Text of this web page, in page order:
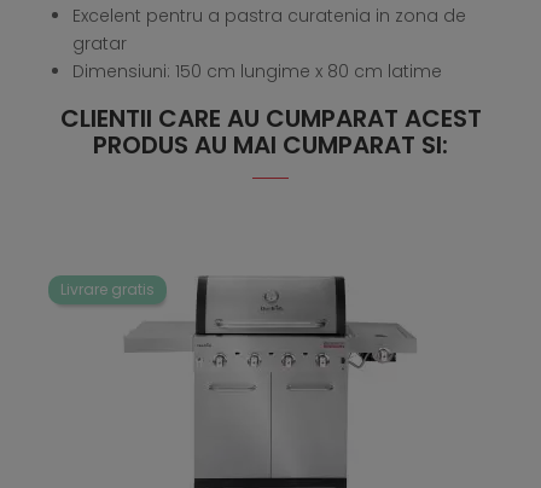
Excelent pentru a pastra curatenia in zona de
gratar
Dimensiuni: 150 cm lungime x 80 cm latime
CLIENTII CARE AU CUMPARAT ACEST
PRODUS AU MAI CUMPARAT SI:
Livrare gratis